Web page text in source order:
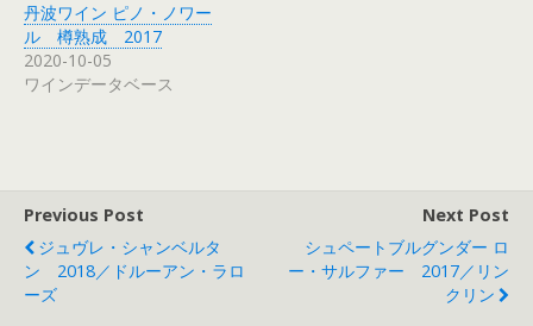
丹波ワイン ピノ・ノワー
ル 樽熟成 2017
2020-10-05
ワインデータベース
Previous Post
ジュヴレ・シャンベルタ
ン 2018／ドルーアン・ラロ
ーズ
Next Post
シュペートブルグンダー ロ
ー・サルファー 2017／リン
クリン